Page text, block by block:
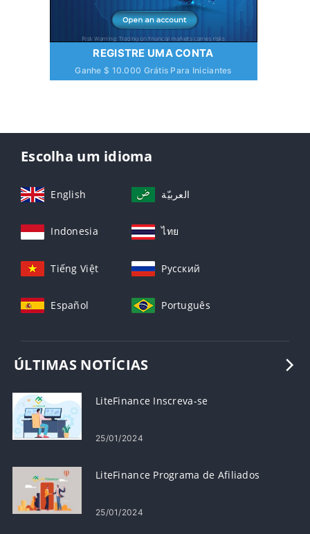
REGISTRE UMA CONTA
Ganhe $ 10.000 Grátis Para Iniciantes
Escolha um idioma
English العربيّة
Indonesia ไทย
Tiếng Việt Русский
Español Português
ÚLTIMAS NOTÍCIAS
LiteFinance Inscreva-se
25/01/2024
LiteFinance Programa de Afiliados
25/01/2024